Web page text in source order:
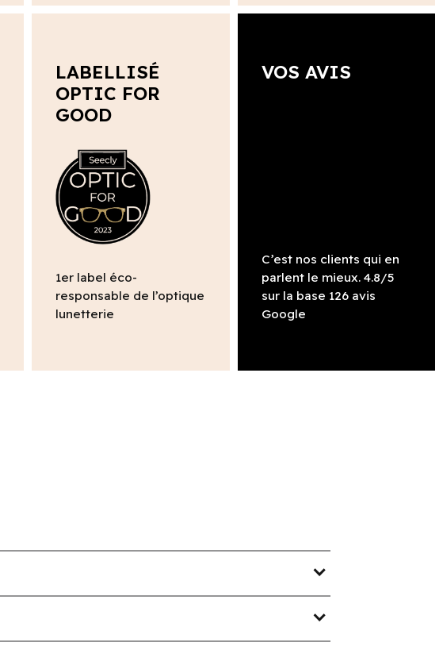
LABELLISÉ
OPTIC FOR
GOOD
1er label éco-
responsable de l’optique
lunetterie
VOS AVIS
C’est nos clients qui en
parlent le mieux. 4.8/5
sur la base 126 avis
Google
expand_more
expand_more